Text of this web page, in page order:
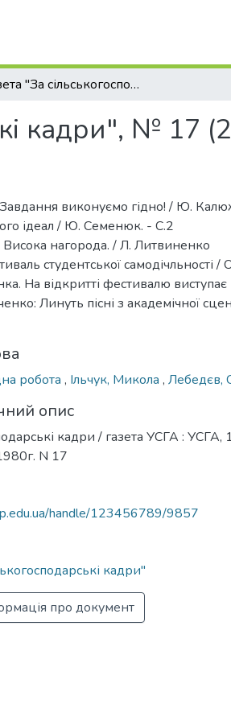
Газета "За сільськогосподарські кадри", № 17 (22 квітня), 1980
кадри", № 17
виконуємо гідно! / Ю.
ідеал / Ю. Семенюк. - С.2
нагорода. / Л. Литвиненко
студентської самодічльності /
На відкритті фестивалю
Линуть пісні з академічної
робота , Ільчук, Микола , Лебедєв,
опис
кадри / газета УСГА :
N 17
handle/123456789/9857
кадри"
про документ